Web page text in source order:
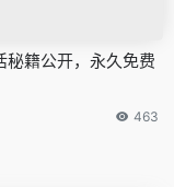
秘籍公开，永久免费
463